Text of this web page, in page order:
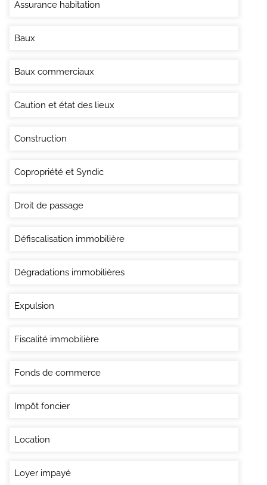
Assurance habitation
Baux
Baux commerciaux
Caution et état des lieux
Construction
Copropriété et Syndic
Droit de passage
Défiscalisation immobilière
Dégradations immobilières
Expulsion
Fiscalité immobilière
Fonds de commerce
Impôt foncier
Location
Loyer impayé